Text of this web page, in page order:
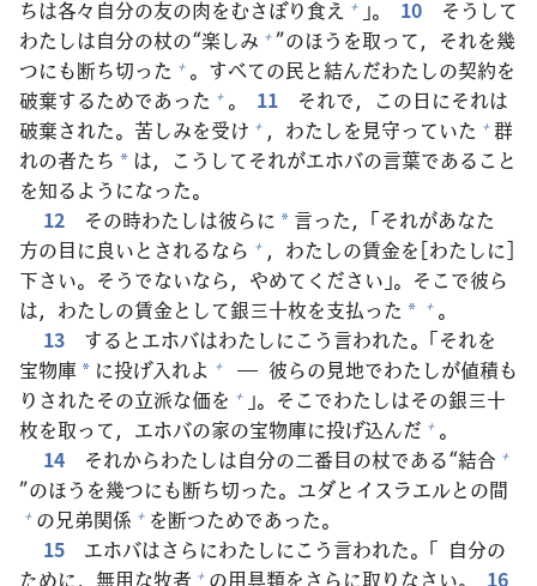
ちは各々 自分の友の肉をむさぼり食え + 」。 10
そうして
わたしは自分の杖の“楽しみ + ”のほうを取って，それを幾
つにも断ち切った + 。すべての民と結んだわたしの契約を
破棄するためであった + 。 11 それで，この日にそれは
破棄された。 苦しみを受け + ，わたしを 見守っていた + 群
れの者たち * は，こうしてそれがエホバの言葉であること
を知るようになった。
12
その時わたしは彼らに * 言った，「それがあなた
方の目に良いとされるなら + ，わたしの賃金を[わたしに]
下さい。そうでないなら，やめてください」。そこで彼ら
は，わたしの賃金として銀三十枚を支払った * + 。
13
するとエホバはわたしにこう言われた。「それを
宝物庫 * に投げ入れよ + ― 彼らの見地でわたしが値積も
りされたその立派な価を + 」。そこでわたしはその銀三十
枚を取って，エホバの家の宝物庫に投げ込んだ + 。
14
それからわたしは自分の二番目の杖である“結合 +
”のほうを幾つにも断ち切った。ユダとイスラエルとの間
+ の兄弟関係 + を断つためであった。
15
エホバはさらにわたしにこう言われた。「 自分の
ために， 無用な牧者 + の用具類をさらに取りなさい。
16